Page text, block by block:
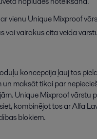
vienu Unique Mixproof
vai vairākus cita veida
koncepcija ļauj tos
maksāt tikai par
Unique Mixproof vārstu
kombinējot tos ar Alfa
blokiem.